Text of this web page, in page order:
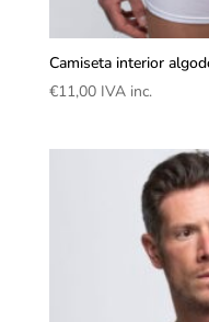
Camiseta interior
€11,00 IVA inc.